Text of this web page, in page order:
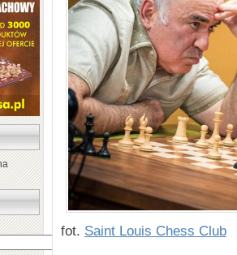
fot. Saint Louis Chess Club